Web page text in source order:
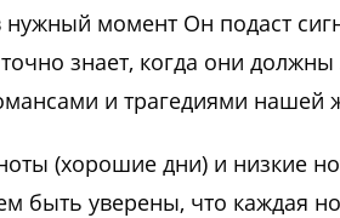
момент Он подаст
знает, когда они должны
и трагедиями нашей
(хорошие дни) и низкие
быть уверены, что каждая